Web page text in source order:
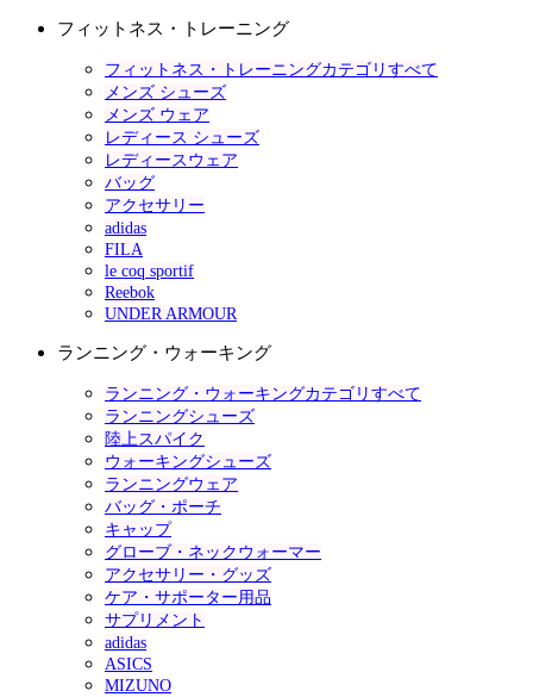
フィットネス・トレーニング
フィットネス・トレーニングカテゴリすべて
メンズ シューズ
メンズ ウェア
レディース シューズ
レディースウェア
バッグ
アクセサリー
adidas
FILA
le coq sportif
Reebok
UNDER ARMOUR
ランニング・ウォーキング
ランニング・ウォーキングカテゴリすべて
ランニングシューズ
陸上スパイク
ウォーキングシューズ
ランニングウェア
バッグ・ポーチ
キャップ
グローブ・ネックウォーマー
アクセサリー・グッズ
ケア・サポーター用品
サプリメント
adidas
ASICS
MIZUNO